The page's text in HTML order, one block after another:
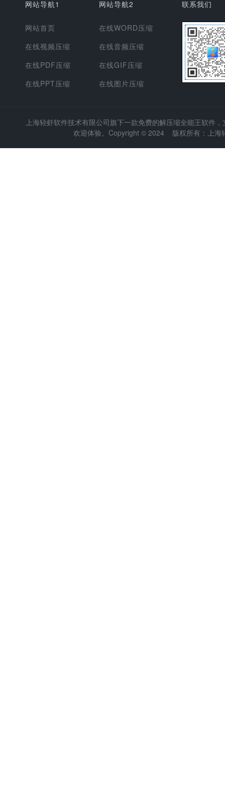
网站导航1
网站首页
在线视频压缩
在线PDF压缩
在线PPT压缩
网站导航2
在线WORD压缩
在线音频压缩
在线GIF压缩
在线图片压缩
联系我们
上海轻虾软件技术有限公司旗下一款免费的解压缩全能王软件
欢迎体验。Copyright © 2024 版权所有：上